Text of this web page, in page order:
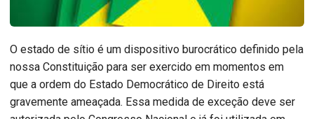
O estado de sítio é um dispositivo burocrático definido pela
nossa Constituição para ser exercido em momentos em
que a ordem do Estado Democrático de Direito está
gravemente ameaçada. Essa medida de exceção deve ser